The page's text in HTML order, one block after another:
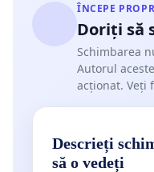
ÎNCEPE
Doriți să
Schimbarea
Autorul
acționat. Veți
Descrieți
să o vedeți